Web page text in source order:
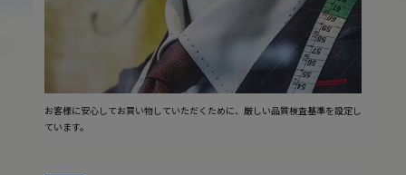
お客様に安心してお買い物していただくために、厳しい品質検査基準を設定し
ています。